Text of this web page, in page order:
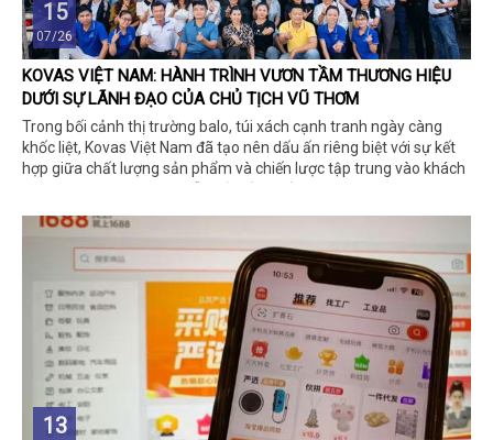
15
07/26
KOVAS VIỆT NAM: HÀNH TRÌNH VƯƠN TẦM THƯƠNG HIỆU
DƯỚI SỰ LÃNH ĐẠO CỦA CHỦ TỊCH VŨ THƠM
Trong bối cảnh thị trường balo, túi xách cạnh tranh ngày càng
khốc liệt, Kovas Việt Nam đã tạo nên dấu ấn riêng biệt với sự kết
hợp giữa chất lượng sản phẩm và chiến lược tập trung vào khách
chinh phục thị trường quốc tế.
13